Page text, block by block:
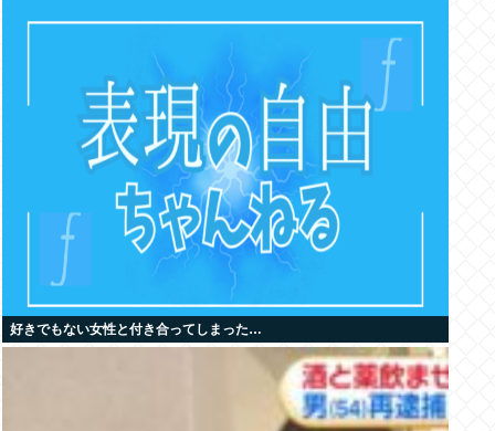
好きでもない女性と付き合ってしまった…